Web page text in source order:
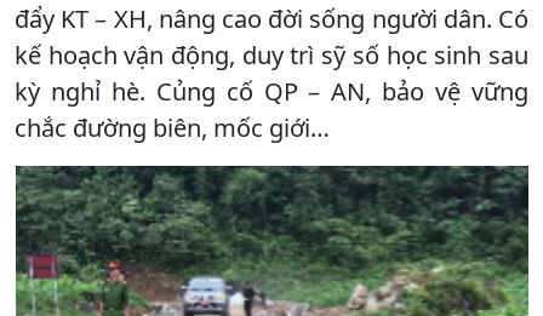
đẩy KT – XH, nâng cao đời sống người dân. Có
kế hoạch vận động, duy trì sỹ số học sinh sau
kỳ nghỉ hè. Củng cố QP – AN, bảo vệ vững
chắc đường biên, mốc giới…